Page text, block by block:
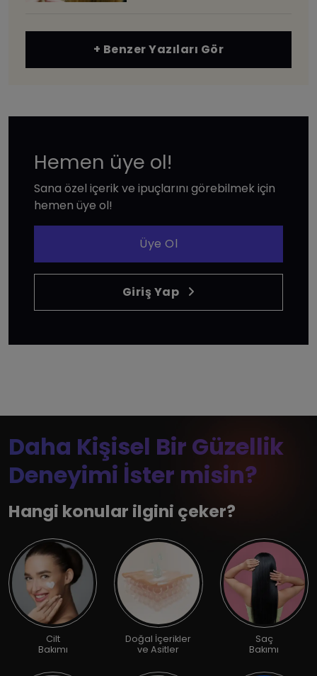
+ Benzer Yazıları Gör
Hemen üye ol!
Sana özel içerik ve ipuçlarını görebilmek için
hemen üye ol!
Üye Ol
Giriş Yap
Daha Kişisel Bir Güzellik
Deneyimi İster misin?
Hangi konular ilgini çeker?
Cilt
Bakımı
Doğal İçerikler
ve Asitler
Saç
Bakımı